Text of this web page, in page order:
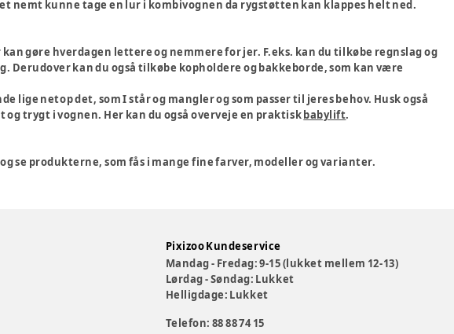
nemt kunne tage en lur i kombivognen da rygstøtten kan klappes helt ned.
gøre hverdagen lettere og nemmere for jer. F.eks. kan du tilkøbe regnslag og
Derudover kan du også tilkøbe kopholdere og bakkeborde, som kan være
lige netop det, som I står og mangler og som passer til jeres behov. Husk også
og trygt i vognen. Her kan du også overveje en praktiskbabylift.
se produkterne, som fås i mange fine farver, modeller og varianter.
Pixizoo Kundeservice
Mandag - Fredag: 9-15 (lukket mellem 12-13)
Lørdag - Søndag: Lukket
Helligdage: Lukket
Telefon: 88 88 74 15